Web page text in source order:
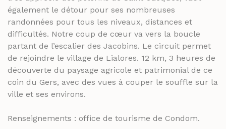
également le détour pour ses nombreuses
randonnées pour tous les niveaux, distances et
difficultés. Notre coup de cœur va vers la boucle
partant de l’escalier des Jacobins. Le circuit permet
de rejoindre le village de Lialores. 12 km, 3 heures de
découverte du paysage agricole et patrimonial de ce
coin du Gers, avec des vues à couper le souffle sur la
ville et ses environs.
Renseignements : office de tourisme de Condom.